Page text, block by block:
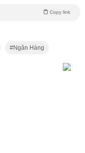
Copy link
Ngân Hàng